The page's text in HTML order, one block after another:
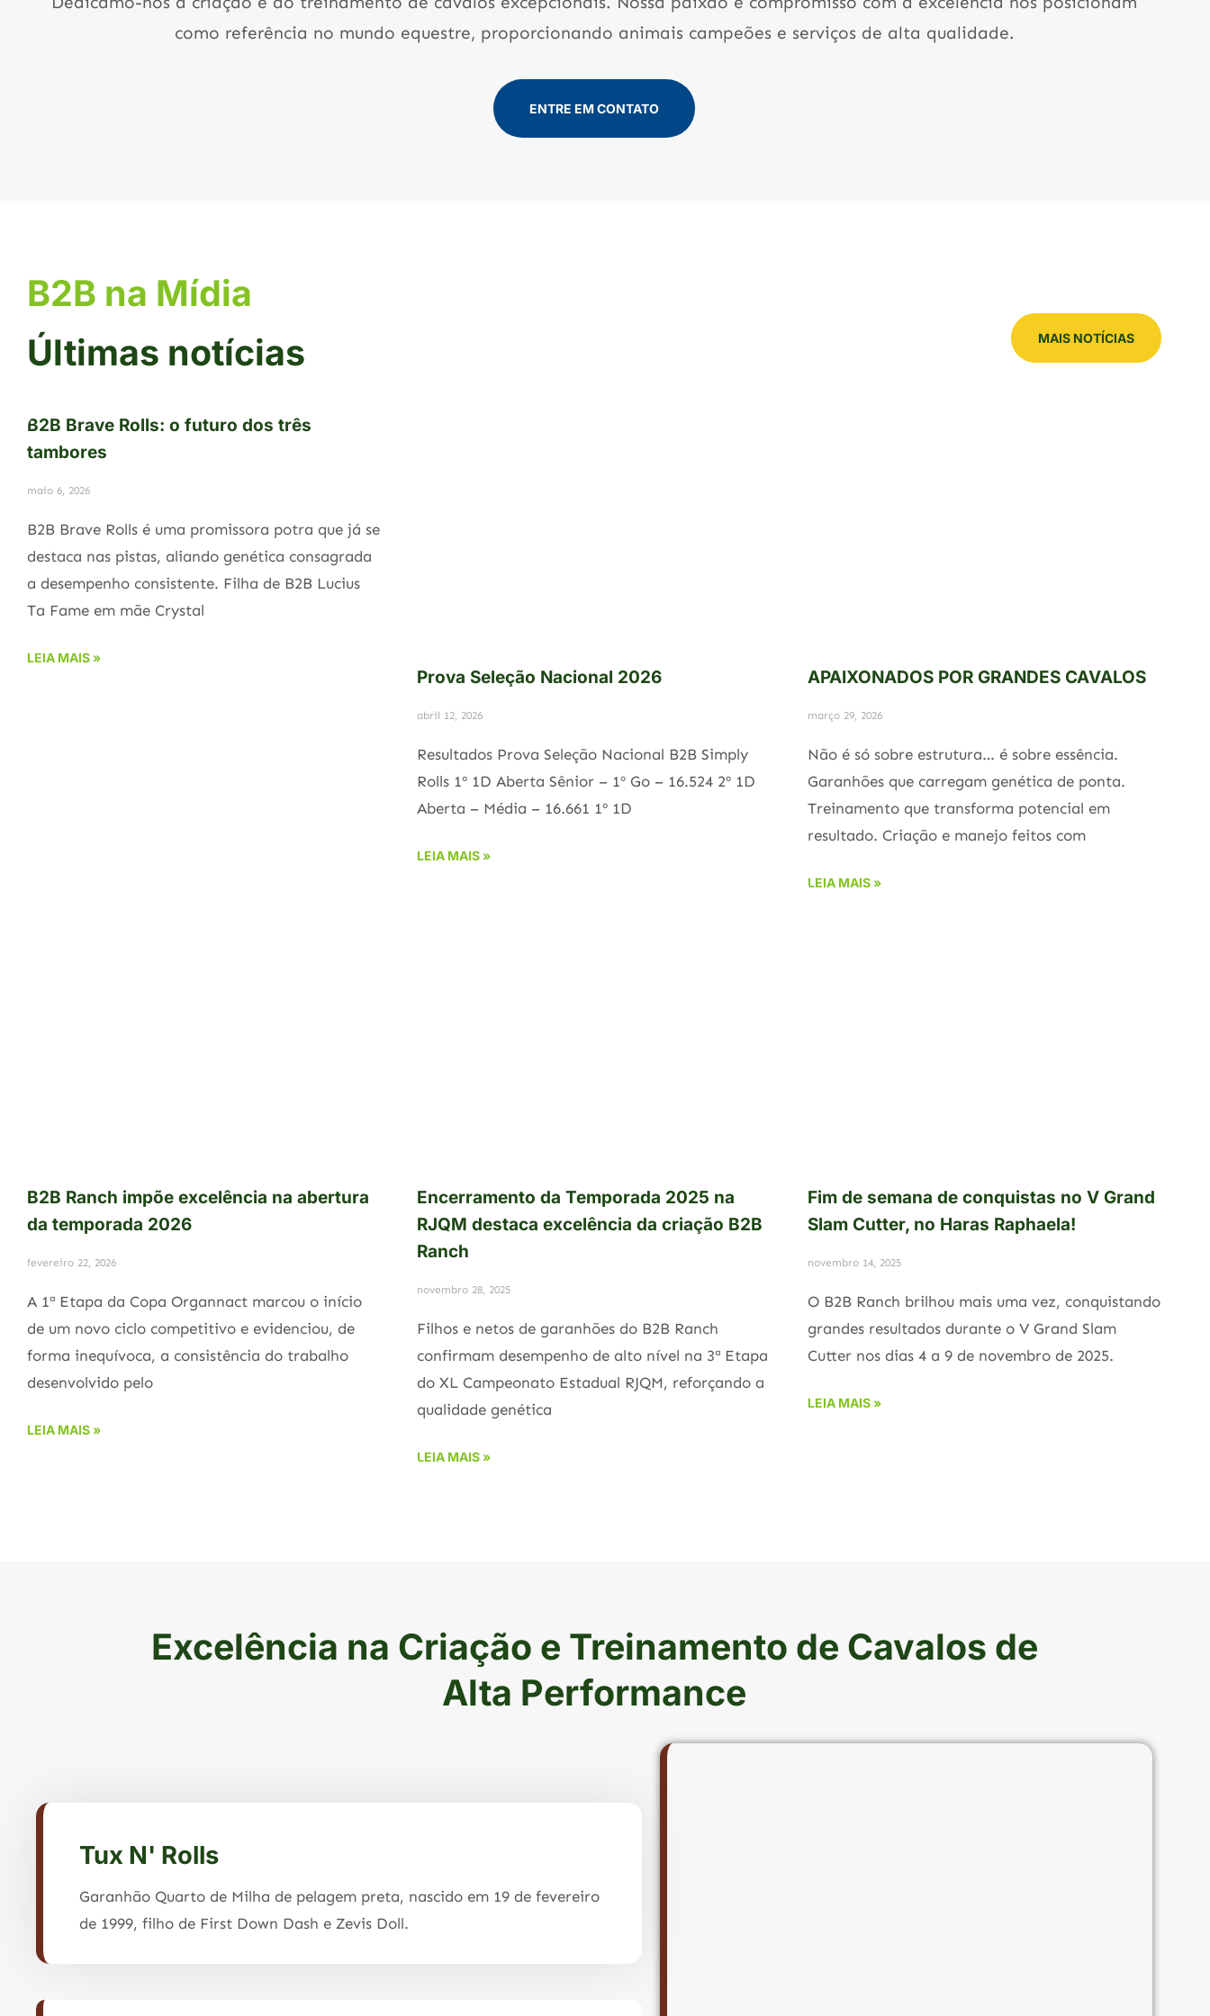
como referência no mundo equestre, proporcionando animais campeões e serviços de alta qualidade.
ENTRE EM CONTATO
B2B na Mídia
Últimas notícias
MAIS NOTÍCIAS
B2B Brave Rolls: o futuro dos três
tambores
maio 6, 2026
B2B Brave Rolls é uma promissora potra que já se
destaca nas pistas, aliando genética consagrada
a desempenho consistente. Filha de B2B Lucius
Ta Fame em mãe Crystal
LEIA MAIS »
Prova Seleção Nacional 2026
abril 12, 2026
Resultados Prova Seleção Nacional B2B Simply
Rolls 1º 1D Aberta Sênior – 1º Go – 16.524 2º 1D
Aberta – Média – 16.661 1º 1D
LEIA MAIS »
APAIXONADOS POR GRANDES CAVALOS
março 29, 2026
Não é só sobre estrutura… é sobre essência.
Garanhões que carregam genética de ponta.
Treinamento que transforma potencial em
resultado. Criação e manejo feitos com
LEIA MAIS »
B2B Ranch impõe excelência na abertura
da temporada 2026
fevereiro 22, 2026
A 1ª Etapa da Copa Organnact marcou o início
de um novo ciclo competitivo e evidenciou, de
forma inequívoca, a consistência do trabalho
desenvolvido pelo
LEIA MAIS »
Encerramento da Temporada 2025 na
RJQM destaca excelência da criação B2B
Ranch
novembro 28, 2025
Filhos e netos de garanhões do B2B Ranch
confirmam desempenho de alto nível na 3ª Etapa
do XL Campeonato Estadual RJQM, reforçando a
qualidade genética
LEIA MAIS »
Fim de semana de conquistas no V Grand
Slam Cutter, no Haras Raphaela!
novembro 14, 2025
O B2B Ranch brilhou mais uma vez, conquistando
grandes resultados durante o V Grand Slam
Cutter nos dias 4 a 9 de novembro de 2025.
LEIA MAIS »
Excelência na Criação e Treinamento de Cavalos de
Alta Performance
Tux N' Rolls
Garanhão Quarto de Milha de pelagem preta, nascido em 19 de fevereiro
de 1999, filho de First Down Dash e Zevis Doll.